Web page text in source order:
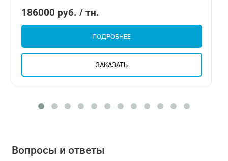
186000 руб. / тн.
ПОДРОБНЕЕ
ЗАКАЗАТЬ
Вопросы и ответы